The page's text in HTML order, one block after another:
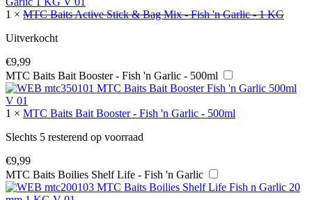
1 × MTC Baits Active Stick & Bag Mix - Fish 'n Garlic - 1 KG
Uitverkocht
€9,99
MTC Baits Bait Booster - Fish 'n Garlic - 500ml
1 × MTC Baits Bait Booster - Fish 'n Garlic - 500ml
Slechts 5 resterend op voorraad
€9,99
MTC Baits Boilies Shelf Life - Fish 'n Garlic